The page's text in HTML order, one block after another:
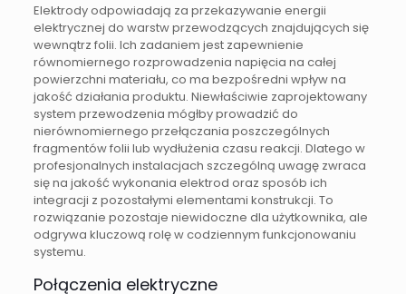
Elektrody odpowiadają za przekazywanie energii
elektrycznej do warstw przewodzących znajdujących się
wewnątrz folii. Ich zadaniem jest zapewnienie
równomiernego rozprowadzenia napięcia na całej
powierzchni materiału, co ma bezpośredni wpływ na
jakość działania produktu. Niewłaściwie zaprojektowany
system przewodzenia mógłby prowadzić do
nierównomiernego przełączania poszczególnych
fragmentów folii lub wydłużenia czasu reakcji. Dlatego w
profesjonalnych instalacjach szczególną uwagę zwraca
się na jakość wykonania elektrod oraz sposób ich
integracji z pozostałymi elementami konstrukcji. To
rozwiązanie pozostaje niewidoczne dla użytkownika, ale
odgrywa kluczową rolę w codziennym funkcjonowaniu
systemu.
Połączenia elektryczne